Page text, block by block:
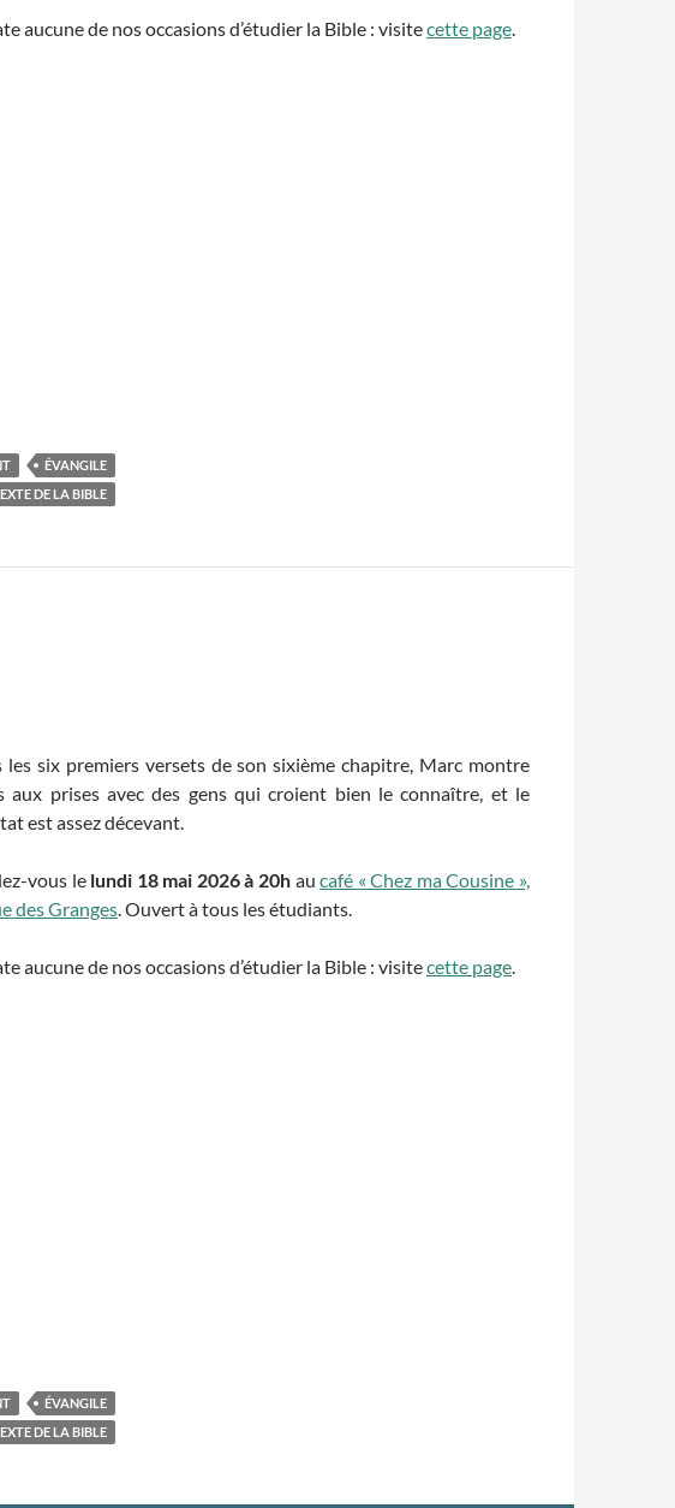
aucune de nos occasions d’étudier la Bible : visitecette page.
ÉVANGILE
DE LA BIBLE
les six premiers versets de son sixième chapitre, Marc montre
aux prises avec des gens qui croient bien le connaître, et le
est assez décevant.
vous le lundi 18 mai 2026 à 20h aucafé « Chez ma Cousine »,
des Granges. Ouvert à tous les étudiants.
aucune de nos occasions d’étudier la Bible : visitecette page.
ÉVANGILE
DE LA BIBLE